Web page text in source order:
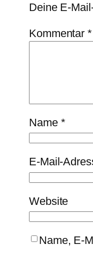
Deine E-
Kommentar*
Name *
E-Mail-
Website
Name, E-